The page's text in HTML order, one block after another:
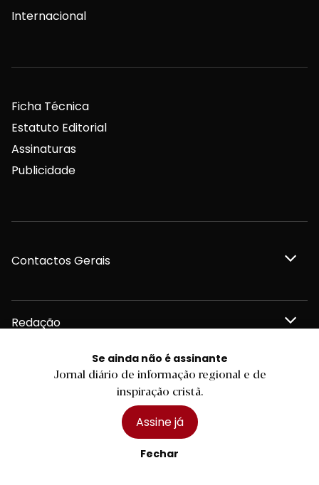
Se ainda não é assinante
Jornal diário de informação regional e de
inspiração cristã.
Assine já
Fechar
Internacional
Ficha Técnica
Estatuto Editorial
Assinaturas
Publicidade
Contactos Gerais
Redação
Departamento Comercial